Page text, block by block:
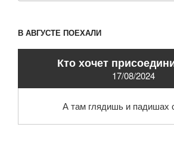
В АВГУСТЕ ПОЕХАЛИ
Кто хочет
17/08/2024
А там глядишь и падишах